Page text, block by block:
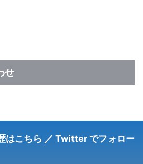
せ
はこちら ／ Twitter でフォロー